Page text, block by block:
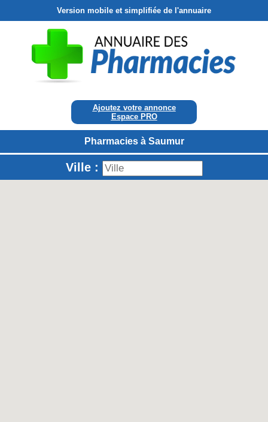
Version mobile et simplifiée de l'annuaire
Ajoutez votre annonce
Espace PRO
Pharmacies à Saumur
Ville :